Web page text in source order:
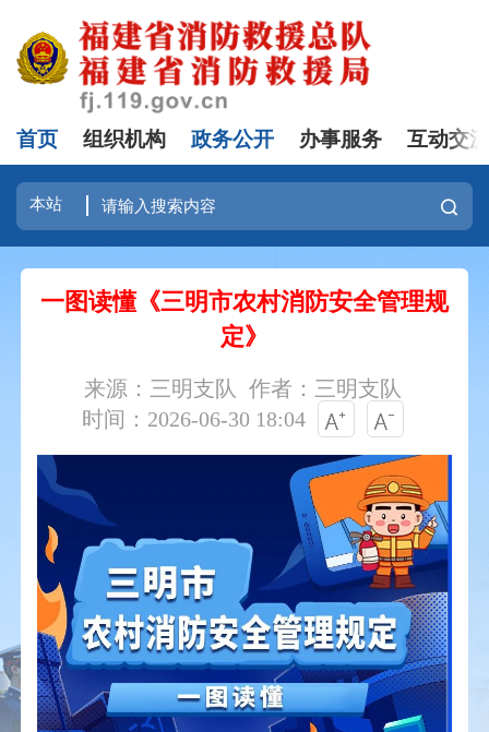
首页 组织机构 政务公开 办事服务 互动交
一图读懂《三明市农村消防安全管理规
定》
来源：三明支队
作者：三明支队
时间：2026-06-30 18:04